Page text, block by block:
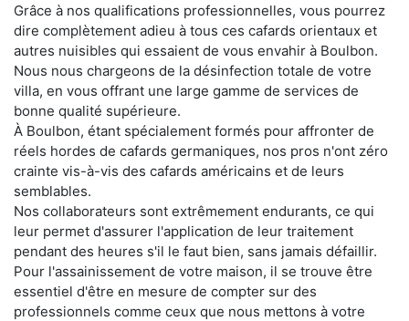
Grâce à nos qualifications professionnelles, vous pourrez
dire complètement adieu à tous ces cafards orientaux et
autres nuisibles qui essaient de vous envahir à Boulbon.
Nous nous chargeons de la désinfection totale de votre
villa, en vous offrant une large gamme de services de
bonne qualité supérieure.
À Boulbon, étant spécialement formés pour affronter de
réels hordes de cafards germaniques, nos pros n'ont zéro
crainte vis-à-vis des cafards américains et de leurs
semblables.
Nos collaborateurs sont extrêmement endurants, ce qui
leur permet d'assurer l'application de leur traitement
pendant des heures s'il le faut bien, sans jamais défaillir.
Pour l'assainissement de votre maison, il se trouve être
essentiel d'être en mesure de compter sur des
professionnels comme ceux que nous mettons à votre